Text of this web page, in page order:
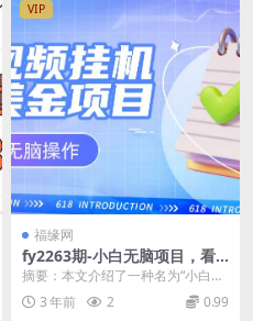
VIP
福缘网
fy2263期-小白无脑项目，看
视频挂机撸美金，观看越久收
益越高
摘要：本文介绍了一种名为“小白无
脑项目”的国外短视频任务网站，通
过观看视频即可获...
3 年前 2 0.99